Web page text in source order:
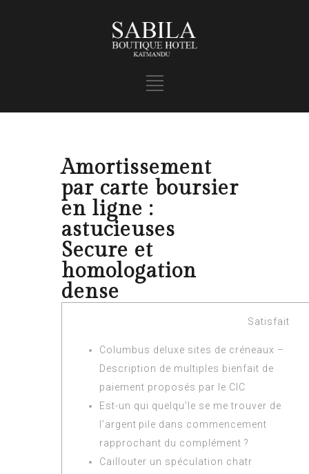
Amortissement
par carte boursier
en ligne :
astucieuses
Secure et
homologation
dense
Satisfait
Columbus deluxe sites de créneaux –
Description de multiples bienfait de
paiement proposés par le CIC
Est-un qui quelqu’le se me trouver de
l’argent pile dans commencement
rapprochant du complément ?
Caillouter un spéculation chatr